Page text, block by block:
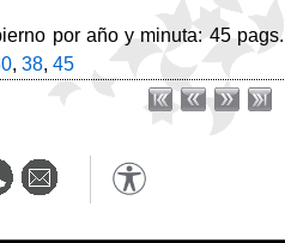
por año y minuta: 45 pags.
, 38, 45